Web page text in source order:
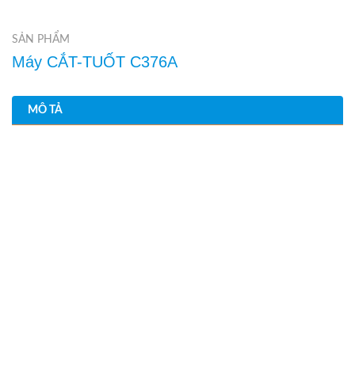
SẢN PHẨM
Máy CẮT-TUỐT C376A
MÔ TẢ